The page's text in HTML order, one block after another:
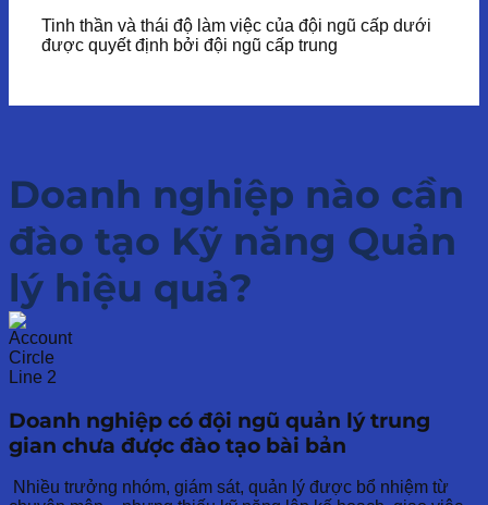
Tinh thần và thái độ làm việc của đội ngũ cấp dưới
được quyết định bởi đội ngũ cấp trung
Doanh nghiệp nào cần
đào tạo Kỹ năng Quản
lý hiệu quả?
Doanh nghiệp có đội ngũ quản lý trung
gian chưa được đào tạo bài bản
Nhiều trưởng nhóm, giám sát, quản lý được bổ nhiệm từ